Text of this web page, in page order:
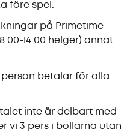
före spel.
på Primetime
14.00 helger) annat
betalar för alla
inte är delbart med
vi 3 pers i bollarna utan